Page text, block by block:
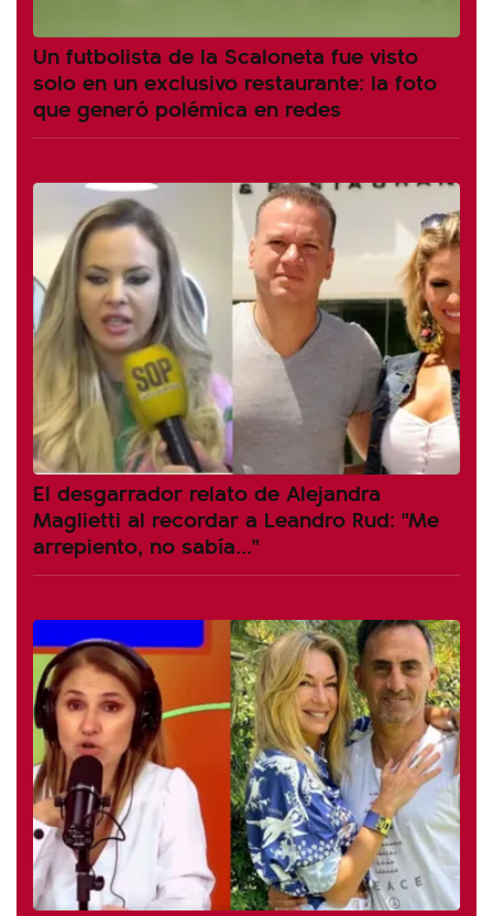
Un futbolista de la Scaloneta fue visto
solo en un exclusivo restaurante: la foto
que generó polémica en redes
El desgarrador relato de Alejandra
Maglietti al recordar a Leandro Rud: "Me
arrepiento, no sabía..."